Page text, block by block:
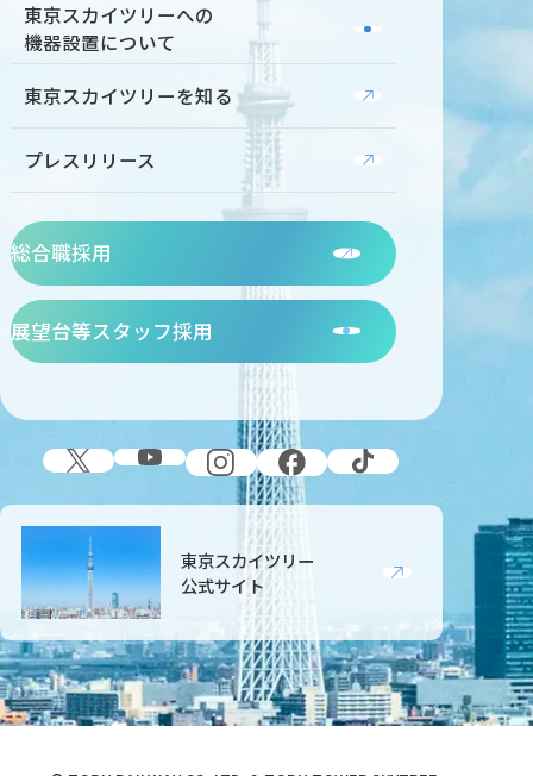
東京スカイツリーへの
機器設置について
東京スカイツリーを知る
プレスリリース
総合職採用
展望台等スタッフ採用
公式SNS
東京スカイツリー
公式サイト